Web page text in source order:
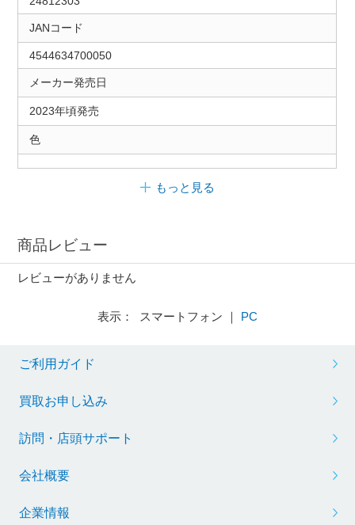
JANコード
4544634700050
メーカー発売日
2023年頃発売
色
もっと見る
商品レビュー
レビューがありません
表示： スマートフォン ｜ PC
ご利用ガイド
買取お申し込み
訪問・店頭サポート
会社概要
企業情報